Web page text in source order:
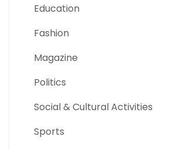
Education
Fashion
Magazine
Politics
Social & Cultural Activities
Sports